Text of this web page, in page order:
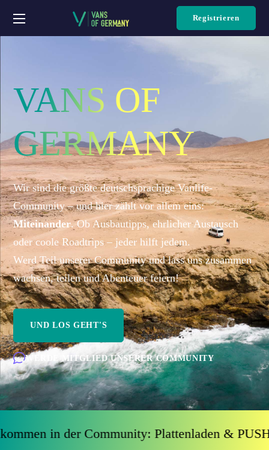
Registrieren
VANS OF
GERMANY
Wir sind die größte deutschsprachige Vanlife-
Community – und hier zählt vor allem eins:
Miteinander. Ob Ausbautipps, ehrlicher Austausch
oder coole Roadtrips – jeder hilft jedem.
Werd Teil unserer Community und lass uns zusammen
wachsen, teilen und Abenteuer feiern!
UND LOS GEHT'S
WERDE MITGLIED UNSERER COMMUNITY
in der Community: Plattenladen &